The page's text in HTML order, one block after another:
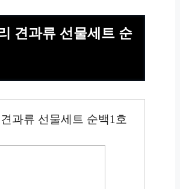
견과류 선물세트 순
과류 선물세트 순백1호